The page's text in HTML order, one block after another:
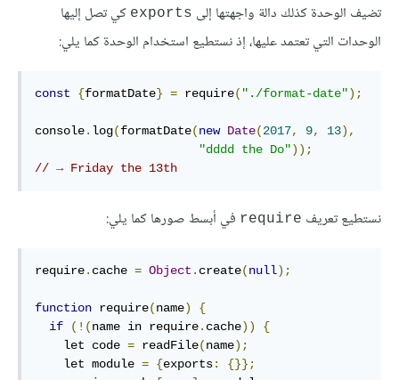
تضيف الوحدة كذلك دالة واجهتها إلى exports كي تصل إليها
الوحدات التي تعتمد عليها، إذ نستطيع استخدام الوحدة كما يلي:
const {formatDate} = require( "./format-date");
console. log(formatDate(new Date(2017, 9, 13),
"dddd the Do"));
// → Friday the 13th
نستطيع تعريف require في أبسط صورها كما يلي:
require. cache = Object . create(null);
function require(name)
{
if
(!(name in require. cache))
{
    let code
= readFile(name);
    let module
= {exports:
{}};